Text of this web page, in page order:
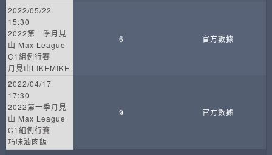
2022/05/22
15:30
2022第一季月見
山 Max League
C1組例行賽
月見山LIKEMIKE
6 官方數據
2022/04/17
17:30
2022第一季月見
山 Max League
C1組例行賽
巧味滷肉飯
9 官方數據